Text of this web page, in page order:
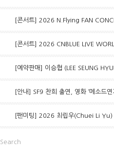
[콘서트] 2026 N.Flying FAN
[콘서트] 2026 CNBLUE LIVE
[예약판매] 이승협 (LEE SEUNG
[안내] SF9 찬희 출연, 영화 ‘메소드연
[팬미팅] 2026 최립우(Chuei Li
Search